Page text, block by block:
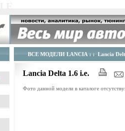
ВСЕ МОДЕЛИ LANCIA : : Lancia
Lancia Delta 1.6 i.e.
Фото данной модели в каталоге